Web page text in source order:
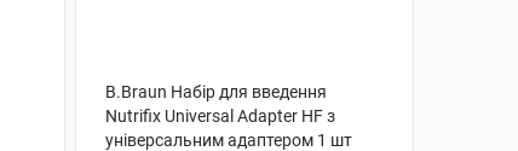
B.Braun Набір для введення
Nutrifix Universal Adapter HF з
універсальним адаптером 1 шт